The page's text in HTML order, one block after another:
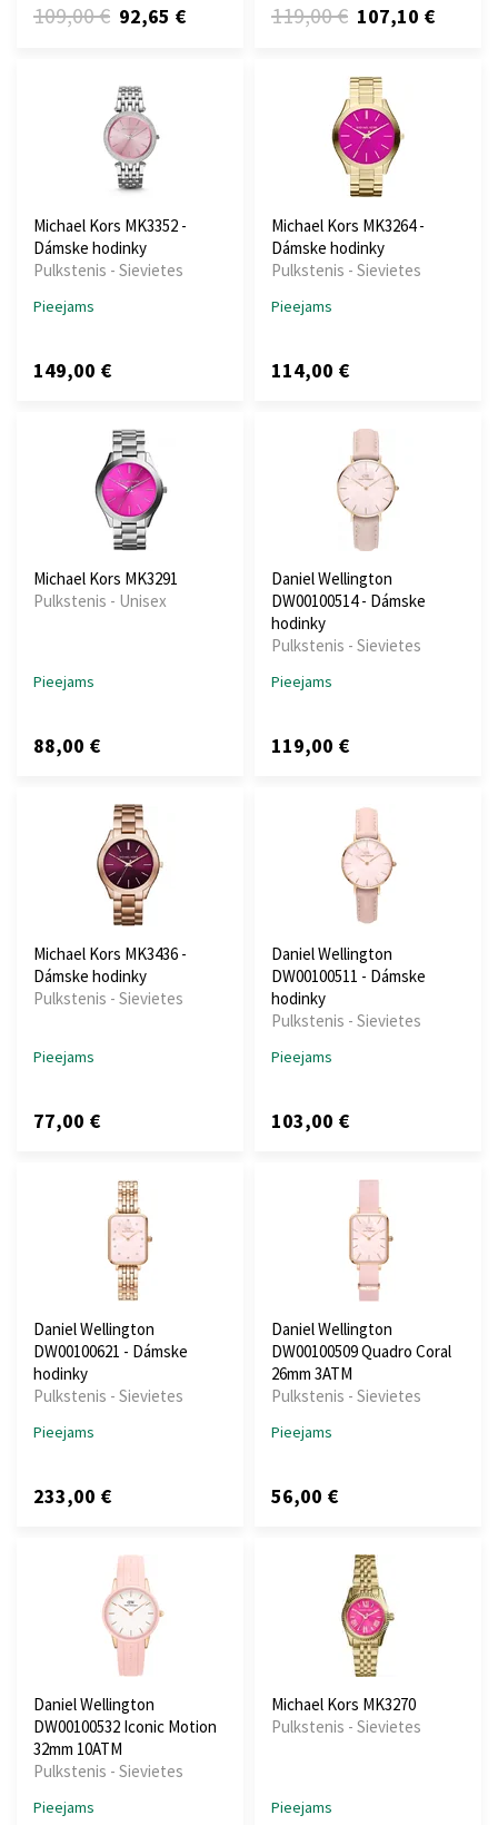
109,00 € 92,65 € 119,00 € 107,10 €
Michael Kors MK3352 -
Dámske hodinky
Pulkstenis - Sievietes
Pieejams
149,00 €
Michael Kors MK3264 -
Dámske hodinky
Pulkstenis - Sievietes
Pieejams
114,00 €
Michael Kors MK3291
Pulkstenis - Unisex
Pieejams
88,00 €
Daniel Wellington
DW00100514 - Dámske
hodinky
Pulkstenis - Sievietes
Pieejams
119,00 €
Michael Kors MK3436 -
Dámske hodinky
Pulkstenis - Sievietes
Pieejams
77,00 €
Daniel Wellington
DW00100511 - Dámske
hodinky
Pulkstenis - Sievietes
Pieejams
103,00 €
Daniel Wellington
DW00100621 - Dámske
hodinky
Pulkstenis - Sievietes
Pieejams
233,00 €
Daniel Wellington
DW00100509 Quadro Coral
26mm 3ATM
Pulkstenis - Sievietes
Pieejams
56,00 €
Daniel Wellington
DW00100532 Iconic Motion
32mm 10ATM
Pulkstenis - Sievietes
Pieejams
Michael Kors MK3270
Pulkstenis - Sievietes
Pieejams